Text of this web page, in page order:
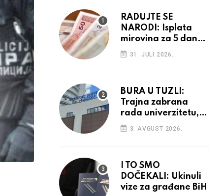
RADUJTE SE
NARODI: Isplata
mirovina za 5 dana,
retroaktivna
povećanja
31. JULI 2026.
BURA U TUZLI:
Trajna zabrana
rada univerzitetu,
provedba sudskih
odluka
3. AVGUST 2026.
I TO SMO
DOČEKALI: Ukinuli
vize za građane BiH